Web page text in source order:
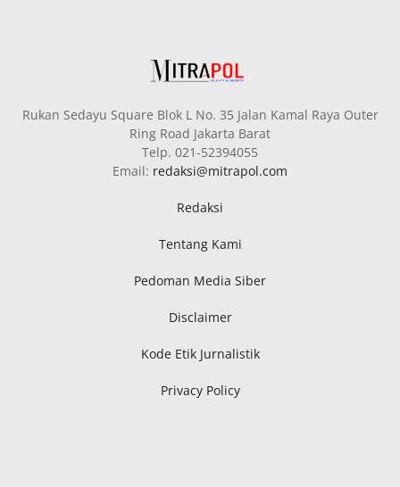
Rukan Sedayu Square Blok L No. 35 Jalan Kamal Raya Outer
Ring Road Jakarta Barat
Telp. 021-52394055
Email: redaksi@mitrapol.com
Redaksi
Tentang Kami
Pedoman Media Siber
Disclaimer
Kode Etik Jurnalistik
Privacy Policy